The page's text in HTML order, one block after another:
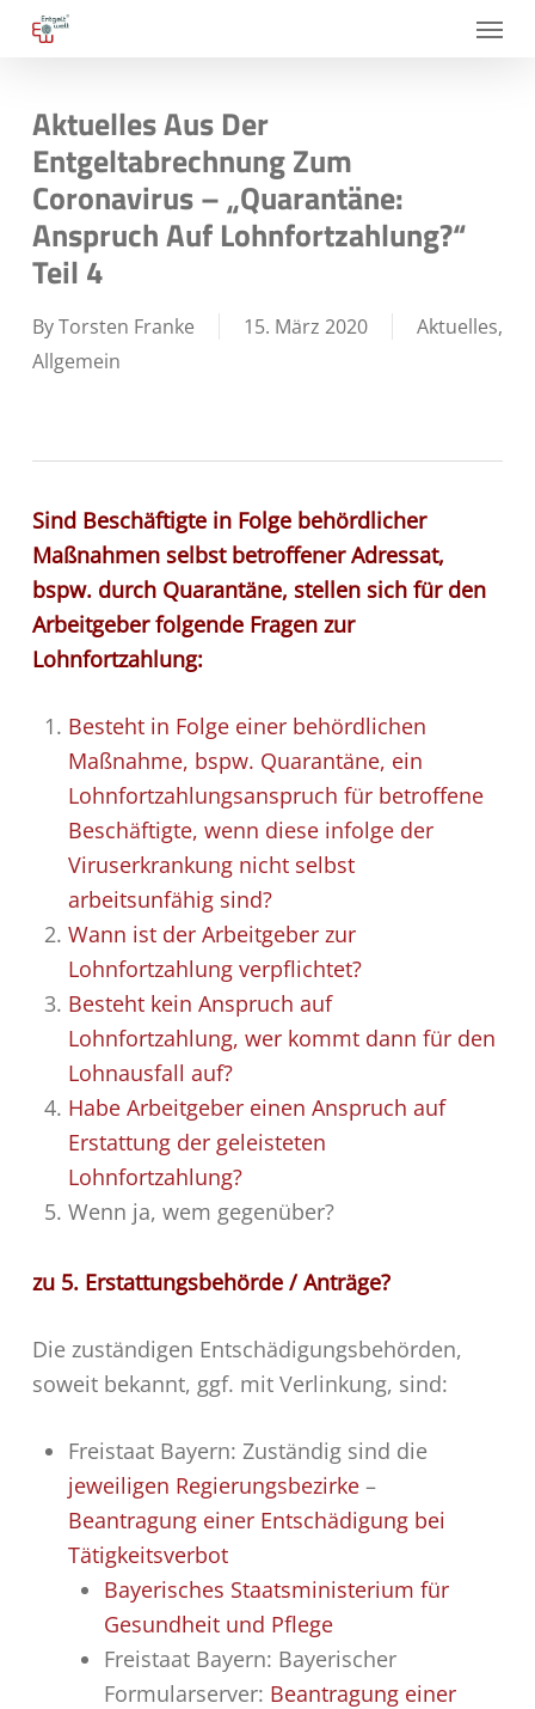
Skip
content
Menu
Aktuelles Aus Der
Entgeltabrechnung Zum
Coronavirus – „Quarantäne:
Anspruch Auf Lohnfortzahlung?“
Teil 4
ByTorsten Franke 15. März 2020 Aktuelles,
Allgemein
Sind Beschäftigte in Folge behördlicher
Maßnahmen selbst betroffener Adressat,
bspw. durch Quarantäne, stellen sich für den
Arbeitgeber folgende Fragen zur
Lohnfortzahlung:
Besteht in Folge einer behördlichen
Maßnahme, bspw. Quarantäne, ein
Lohnfortzahlungsanspruch für betroffene
Beschäftigte, wenn diese infolge der
Viruserkrankung nicht selbst
arbeitsunfähig sind?
Wann ist der Arbeitgeber zur
Lohnfortzahlung verpflichtet?
Besteht kein Anspruch auf
Lohnfortzahlung, wer kommt dann für den
Lohnausfall auf?
Habe Arbeitgeber einen Anspruch auf
Erstattung der geleisteten
Lohnfortzahlung?
Wenn ja, wem gegenüber?
zu 5. Erstattungsbehörde / Anträge?
Die zuständigen Entschädigungsbehörden,
soweit bekannt, ggf. mit Verlinkung, sind:
Freistaat Bayern: Zuständig sind die
jeweiligen Regierungsbezirke–
Beantragung einer Entschädigung bei
Tätigkeitsverbot
Bayerisches Staatsministerium für
Gesundheit und Pflege
Freistaat Bayern: Bayerischer
Formularserver: Beantragung einer